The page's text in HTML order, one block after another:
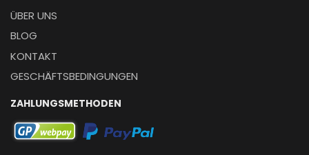
ÜBER UNS
BLOG
KONTAKT
GESCHÄFTSBEDINGUNGEN
ZAHLUNGSMETHODEN